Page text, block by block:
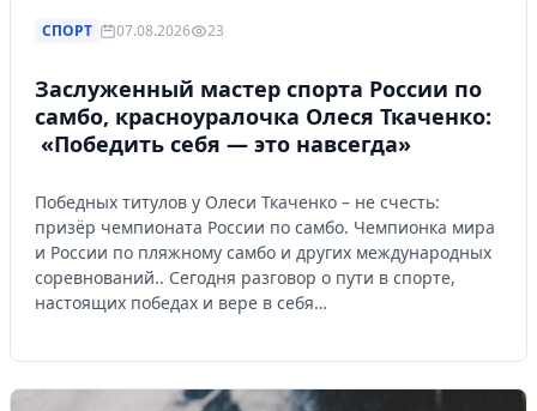
СПОРТ 07.08.2026 23
Заслуженный мастер спорта России по
самбо, красноуралочка Олеся Ткаченко:
«Победить себя — это навсегда»
Победных титулов у Олеси Ткаченко – не счесть:
призёр чемпионата России по самбо. Чемпионка мира
и России по пляжному самбо и других международных
соревнований.. Сегодня разговор о пути в спорте,
настоящих победах и вере в себя…